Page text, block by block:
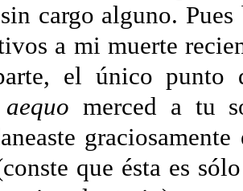
cargo alguno.
a mi muerte
el único punto
merced a tu
que ésta es